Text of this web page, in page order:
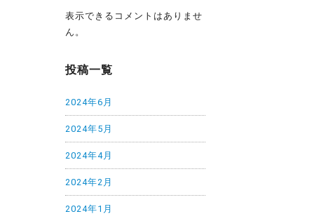
表示できるコメントはありませ
ん。
投稿一覧
2024年6月
2024年5月
2024年4月
2024年2月
2024年1月